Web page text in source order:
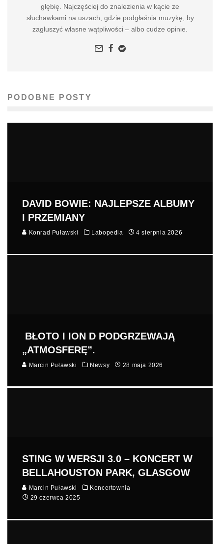
głębię. Najczęściej do znalezienia w kącie ze
słuchawkami na uszach, gdzie podgłaśnia muzykę, by
zagłuszyć własne wątpliwości – albo cudze opinie.
PODOBNE POSTY
DAVID BOWIE: NAJLEPSZE ALBUMY
I PRZEMIANY
Konrad Puławski Labopedia 4 sierpnia 2026
BŁOTO I ION D PODGRZEWAJĄ
„ATMOSFERĘ”.
Marcin Puławski Newsy 28 maja 2026
STING W WERSJI 3.0 – KONCERT W
BELLAHOUSTON PARK, GLASGOW
Marcin Puławski
Koncertownia
29 czerwca 2025